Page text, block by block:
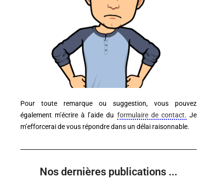
Pour toute remarque ou suggestion, vous pouvez
également m’écrire à l’aide du formulaire de contact. Je
m’efforcerai de vous répondre dans un délai raisonnable.
Nos dernières publications ...